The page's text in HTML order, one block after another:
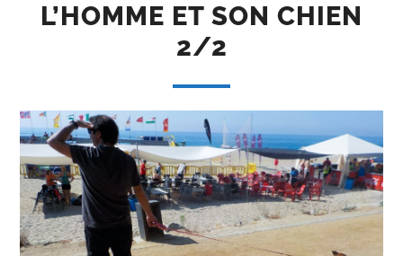
L’HOMME ET SON CHIEN
2/2